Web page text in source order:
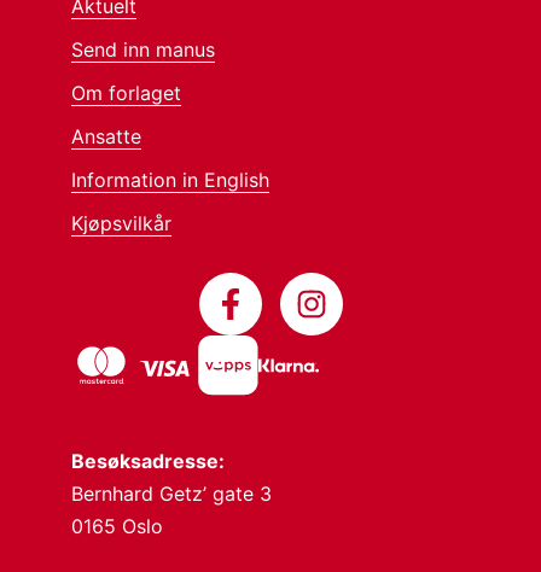
Besøksadresse:
Bernhard Getz’ gate 3
0165 Oslo
Aktuelt
Send inn manus
Om forlaget
Ansatte
Information in English
Kjøpsvilkår